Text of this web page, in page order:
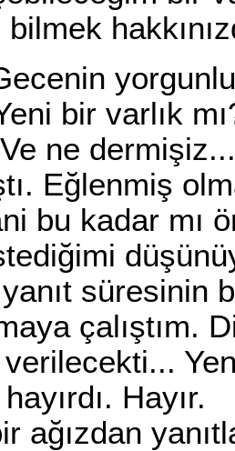
bilmek
bir varlık
ne
Eğlenmiş
bu kadar mı
süresinin
çalıştım.
verilecekti...
Hayır.
ağızdan